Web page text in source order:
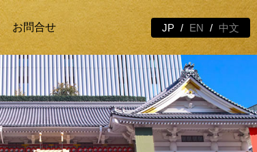
お問合せ JP EN 中文